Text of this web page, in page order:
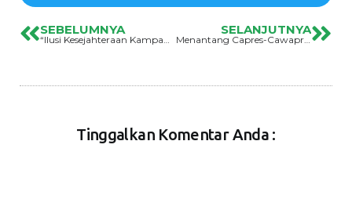
SEBELUMNYA SELANJUTNYA
Menantang Capres-Cawapres Memenuhi Hak Atas Lingkungan Hidup, Memberantas Korupsi Sumber Daya Alam Dan Penegakan Hukum Terhadap Kejahatan Korporasi
Tinggalkan Komentar Anda :